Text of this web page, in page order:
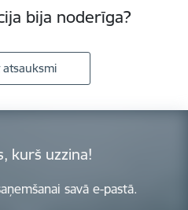
bija noderīga?
atsauksmi
kurš uzzina!
savā e-pastā.